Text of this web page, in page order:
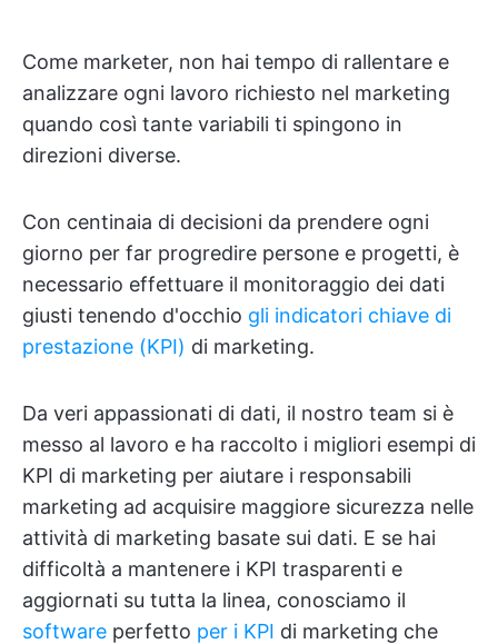
Come marketer, non hai tempo di rallentare e
analizzare ogni lavoro richiesto nel marketing
quando così tante variabili ti spingono in
direzioni diverse.
Con centinaia di decisioni da prendere ogni
giorno per far progredire persone e progetti, è
necessario effettuare il monitoraggio dei dati
giusti tenendo d'occhio gli indicatori chiave di
prestazione (KPI) di marketing.
Da veri appassionati di dati, il nostro team si è
messo al lavoro e ha raccolto i migliori esempi di
KPI di marketing per aiutare i responsabili
marketing ad acquisire maggiore sicurezza nelle
attività di marketing basate sui dati. E se hai
difficoltà a mantenere i KPI trasparenti e
aggiornati su tutta la linea, conosciamo il
software perfetto per i KPI di marketing che